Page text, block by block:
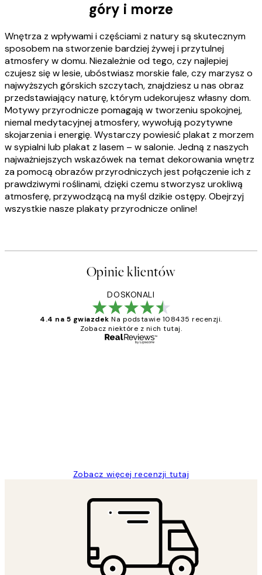
góry i morze
Wnętrza z wpływami i częściami z natury są skutecznym
sposobem na stworzenie bardziej żywej i przytulnej
atmosfery w domu. Niezależnie od tego, czy najlepiej
czujesz się w lesie, ubóstwiasz morskie fale, czy marzysz o
najwyższych górskich szczytach, znajdziesz u nas obraz
przedstawiający naturę, którym udekorujesz własny dom.
Motywy przyrodnicze pomagają w tworzeniu spokojnej,
niemal medytacyjnej atmosfery, wywołują pozytywne
skojarzenia i energię. Wystarczy powiesić plakat z morzem
w sypialni lub plakat z lasem – w salonie. Jedną z naszych
najważniejszych wskazówek na temat dekorowania wnętrz
za pomocą obrazów przyrodniczych jest połączenie ich z
prawdziwymi roślinami, dzięki czemu stworzysz urokliwą
atmosferę, przywodzącą na myśl dzikie ostępy. Obejrzyj
wszystkie nasze plakaty przyrodnicze online!
Opinie klientów
DOSKONALI
4.4 na 5 gwiazdek Na podstawie 108435 recenzji.
Zobacz niektóre z nich tutaj.
Zobacz więcej recenzji tutaj